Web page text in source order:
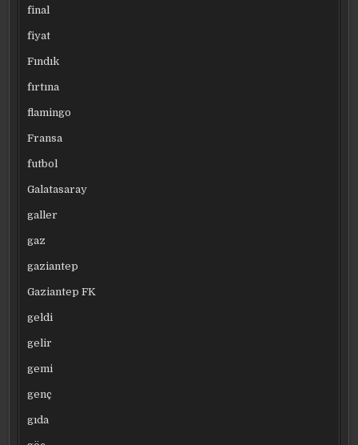
final
fiyat
Fındık
fırtına
flamingo
Fransa
futbol
Galatasaray
galler
gaz
gaziantep
Gaziantep FK
geldi
gelir
gemi
genç
gıda